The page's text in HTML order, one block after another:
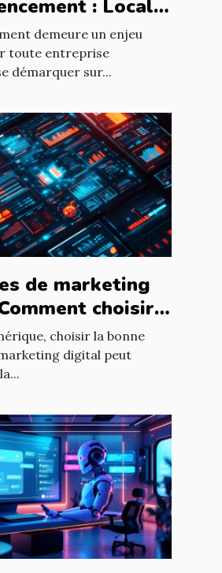
: Local
demeure un enjeu
toute entreprise
démarquer sur...
de marketing
choisir
entreprise ?
choisir la bonne
digital peut